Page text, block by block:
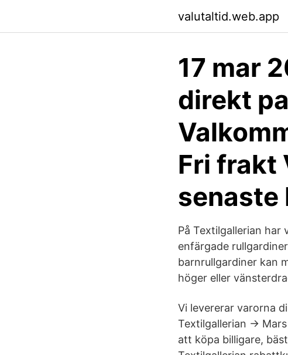
valutaltid.web.app
17 mar
direkt
Fri frakt
senaste
På Textilgallerian
enfärgade
barnrullgardiner kan
höger eller
Vi levererar varorna
Textilgallerian →
att köpa billigare,